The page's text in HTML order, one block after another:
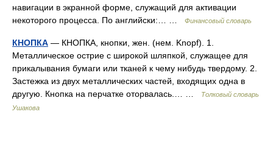
навигации в экранной форме, служащий для активации
некоторого процесса. По английски:… …
Финансовый словарь
КНОПКА — КНОПКА, кнопки, жен. (нем. Knopf). 1.
Металлическое острие с широкой шляпкой, служащее для
прикалывания бумаги или тканей к чему нибудь твердому. 2.
Застежка из двух металлических частей, входящих одна в
другую. Кнопка на перчатке оторвалась.… …
Толковый словарь
Ушакова